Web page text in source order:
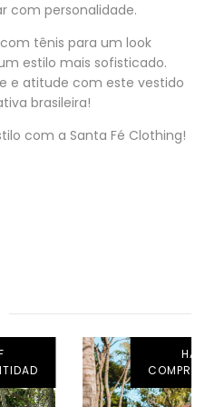
com personalidade.
tênis para um look
estilo mais sofisticado.
e atitude com este vestido
brasileira!
com a Santa Fé Clothing!